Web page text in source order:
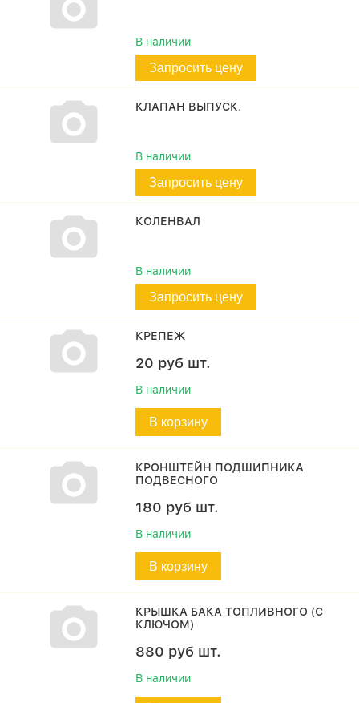
В наличии
Запросить цену
КЛАПАН ВЫПУСК.
В наличии
Запросить цену
КОЛЕНВАЛ
В наличии
Запросить цену
КРЕПЕЖ
20 руб шт.
В наличии
В корзину
КРОНШТЕЙН ПОДШИПНИКА
ПОДВЕСНОГО
180 руб шт.
В наличии
В корзину
КРЫШКА БАКА ТОПЛИВНОГО (С
КЛЮЧОМ)
880 руб шт.
В наличии